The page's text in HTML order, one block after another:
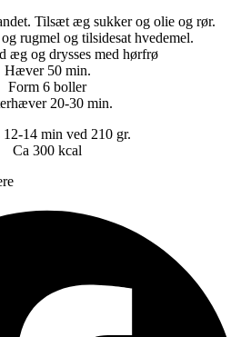
Tilsæt æg sukker og olie og rør.
rugmel og tilsidesat hvedemel.
æg og drysses med hørfrø
Hæver 50 min.
Form 6 boller
20-30 min.
12-14 min ved 210 gr.
Ca 300 kcal